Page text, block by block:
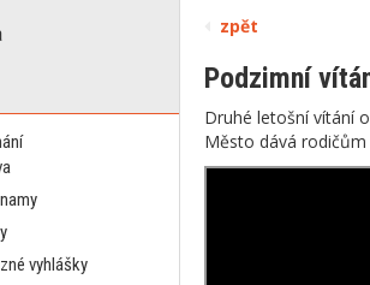
vyhlášky
zpět
Podzimní
Druhé letošní vítání
Město dává